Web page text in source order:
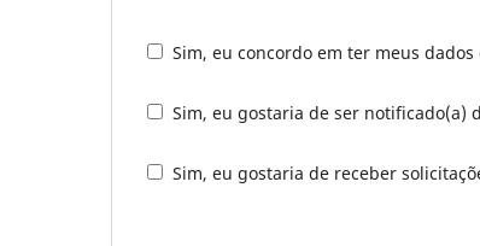
Sim, eu concordo em ter meus
Sim, eu gostaria de ser notificado(a)
Sim, eu gostaria de receber